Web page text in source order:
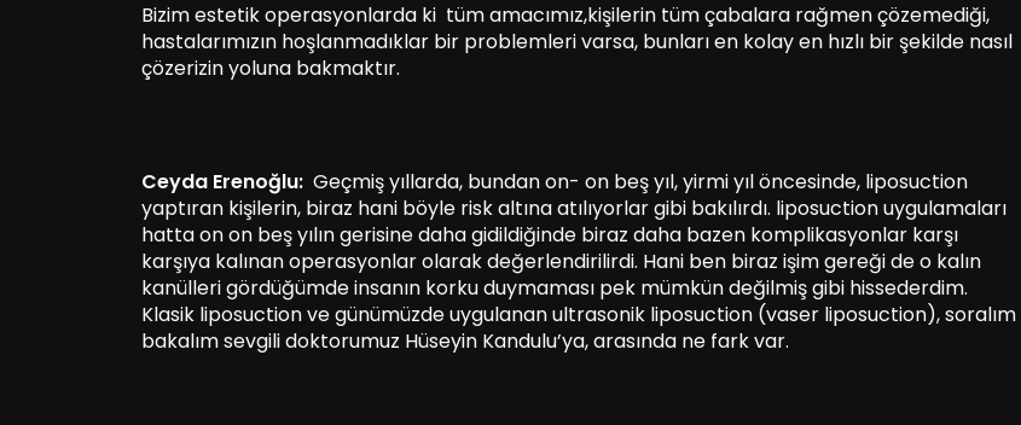
Bizim estetik operasyonlarda ki tüm amacımız,kişilerin tüm çabalara rağmen çözemediği,
hastalarımızın hoşlanmadıklar bir problemleri varsa, bunları en kolay en hızlı bir şekilde nasıl
çözerizin yoluna bakmaktır.
Ceyda Erenoğlu: Geçmiş yıllarda, bundan on- on beş yıl, yirmi yıl öncesinde, liposuction
yaptıran kişilerin, biraz hani böyle risk altına atılıyorlar gibi bakılırdı. liposuction uygulamaları
hatta on on beş yılın gerisine daha gidildiğinde biraz daha bazen komplikasyonlar karşı
karşıya kalınan operasyonlar olarak değerlendirilirdi. Hani ben biraz işim gereği de o kalın
kanülleri gördüğümde insanın korku duymaması pek mümkün değilmiş gibi hissederdim.
Klasik liposuction ve günümüzde uygulanan ultrasonik liposuction (vaser liposuction), soralım
bakalım sevgili doktorumuz Hüseyin Kandulu’ya, arasında ne fark var.